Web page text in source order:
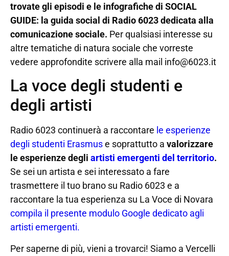
trovate gli episodi e le infografiche di SOCIAL
GUIDE: la guida social di Radio 6023 dedicata alla
comunicazione sociale. Per qualsiasi interesse su
altre tematiche di natura sociale che vorreste
vedere approfondite scrivere alla mail info@6023.it
La voce degli studenti e
degli artisti
Radio 6023 continuerà a raccontare le esperienze
degli studenti Erasmuse soprattutto a valorizzare
le esperienze degli artisti emergenti del territorio.
Se sei un artista e sei interessato a fare
trasmettere il tuo brano su Radio 6023 e a
raccontare la tua esperienza su La Voce di Novara
compila il presente modulo Google dedicato agli
artisti emergenti.
Per saperne di più, vieni a trovarci! Siamo a Vercelli